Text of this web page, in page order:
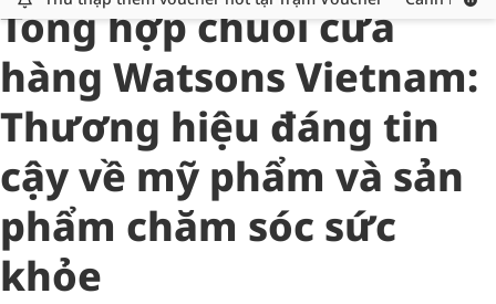
Tổng hợp chuỗi cửa
hàng Watsons Vietnam:
Thương hiệu đáng tin
cậy về mỹ phẩm và sản
phẩm chăm sóc sức
khỏe